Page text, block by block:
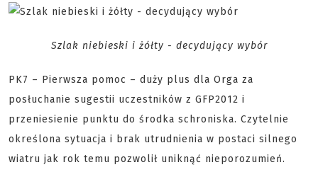
Szlak niebieski i żółty - decydujący wybór
PK7 – Pierwsza pomoc – duży plus dla Orga za
posłuchanie sugestii uczestników z GFP2012 i
przeniesienie punktu do środka schroniska. Czytelnie
określona sytuacja i brak utrudnienia w postaci silnego
wiatru jak rok temu pozwolił uniknąć nieporozumień.